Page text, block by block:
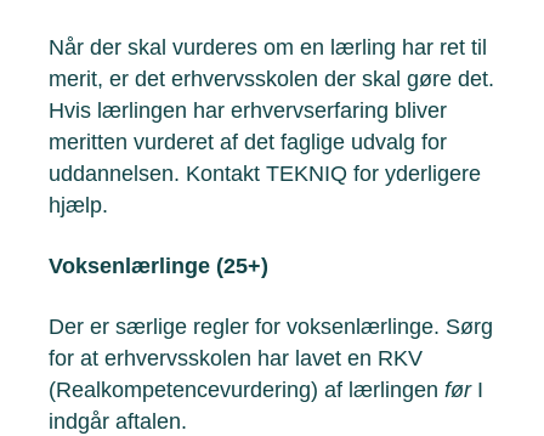
Når der skal vurderes om en lærling har ret til
merit, er det erhvervsskolen der skal gøre det.
Hvis lærlingen har erhvervserfaring bliver
meritten vurderet af det faglige udvalg for
uddannelsen. Kontakt TEKNIQ for yderligere
hjælp.
Voksenlærlinge (25+)
Der er særlige regler for voksenlærlinge. Sørg
for at erhvervsskolen har lavet en RKV
(Realkompetencevurdering) af lærlingen førI
indgår aftalen.